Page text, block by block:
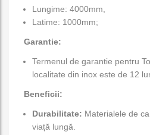
Lungime: 4000mm,
Latime: 1000mm;
Garantie:
Termenul de garantie pentru
localitate din inox este de 12
Beneficii:
Durabilitate: Materialele de
viață lungă.